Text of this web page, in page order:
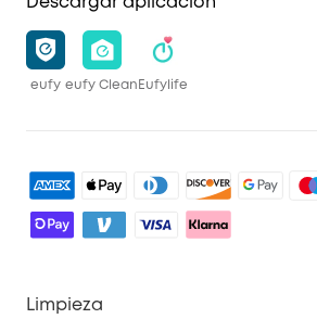
eufy eufy Clean Eufylife
Limpieza